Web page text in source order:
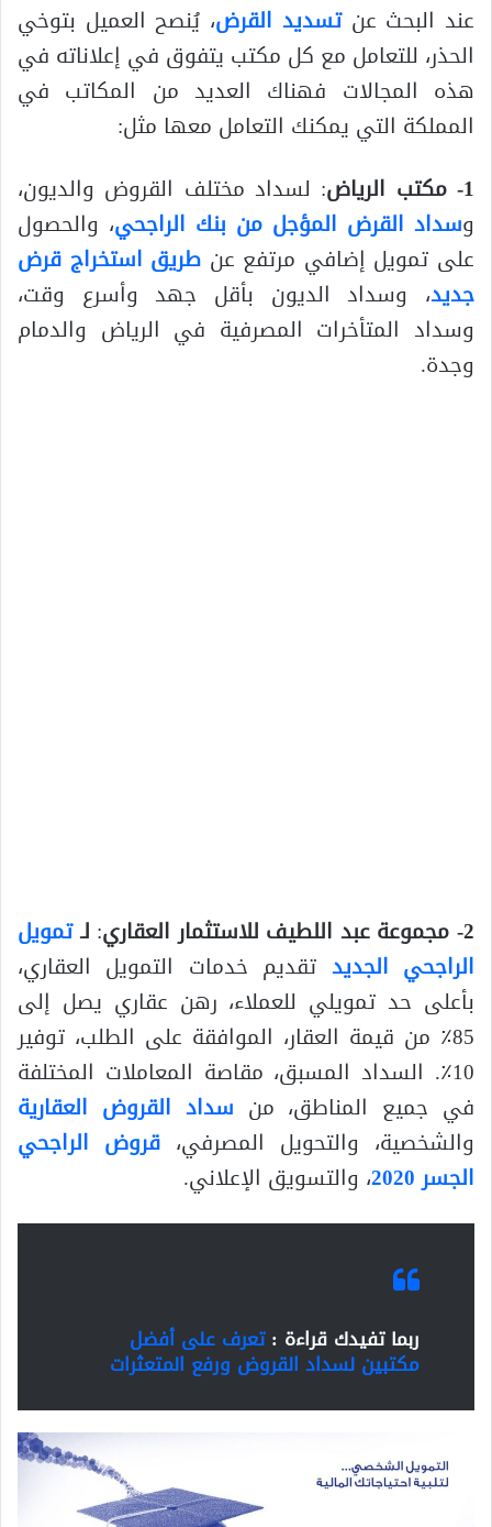
عند البحث عن تسديد القرض، يُنصح العميل بتوخي
الحذر، للتعامل مع كل مكتب يتفوق في إعلاناته في
هذه المجالات فهناك العديد من المكاتب في
المملكة التي يمكنك التعامل معها مثل:
1- مكتب الرياض
: لسداد مختلف القروض والديون،
وسداد القرض المؤجل من بنك الراجحي، والحصول
على تمويل إضافي مرتفع عن طريق استخراج قرض
جديد، وسداد الديون بأقل جهد وأسرع وقت،
وسداد المتأخرات المصرفية في الرياض والدمام
وجدة.
2- مجموعة عبد اللطيف للاستثمار العقاري : لـتمويل
الراجحي الجديد تقديم خدمات التمويل العقاري،
بأعلى حد تمويلي للعملاء، رهن عقاري يصل إلى
85٪ من قيمة العقار، الموافقة على الطلب، توفير
10٪. السداد المسبق، مقاصة المعاملات المختلفة
في جميع المناطق، من سداد القروض العقارية
والشخصية، والتحويل المصرفي، قروض الراجحي
الجسر 2020
، والتسويق الإعلاني.
ربما تفيدك قراءة :تعرف على أفضل
مكتبين لسداد القروض ورفع المتعثرات